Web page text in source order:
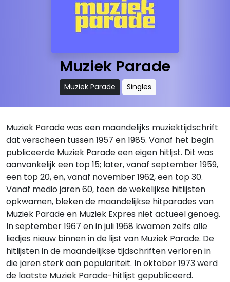
Muziek Parade
Muziek Parade Singles
Muziek Parade was een maandelijks muziektijdschrift
dat verscheen tussen 1957 en 1985. Vanaf het begin
publiceerde Muziek Parade een eigen hitljst. Dit was
aanvankelijk een top 15; later, vanaf september 1959,
een top 20, en, vanaf november 1962, een top 30.
Vanaf medio jaren 60, toen de wekelijkse hitlijsten
opkwamen, bleken de maandelijkse hitparades van
Muziek Parade en Muziek Expres niet actueel genoeg.
In september 1967 en in juli 1968 kwamen zelfs alle
liedjes nieuw binnen in de lijst van Muziek Parade. De
hitlijsten in de maandelijkse tijdschriften verloren in
die jaren sterk aan populariteit. In oktober 1973 werd
de laatste Muziek Parade-hitlijst gepubliceerd.